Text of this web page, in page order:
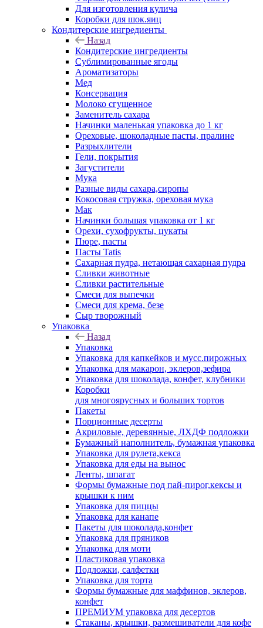
Для изготовления кулича
Коробки для шок.яиц
Кондитерские ингредиенты
Назад
Кондитерские ингредиенты
Сублимированные ягоды
Ароматизаторы
Мед
Консервация
Молоко сгущенное
Заменитель сахара
Начинки маленькая упаковка до 1 кг
Ореховые, шоколадные пасты, пралине
Разрыхлители
Гели, покрытия
Загустители
Мука
Разные виды сахара,сиропы
Кокосовая стружка, ореховая мука
Мак
Начинки большая упаковка от 1 кг
Орехи, сухофрукты, цукаты
Пюре, пасты
Пасты Tatis
Сахарная пудра, нетающая сахарная пудра
Сливки животные
Сливки растительные
Смеси для выпечки
Смеси для крема, безе
Сыр творожный
Упаковка
Назад
Упаковка
Упаковка для капкейков и мусс.пирожных
Упаковка для макарон, эклеров,зефира
Упаковка для шоколада, конфет, клубники
Коробки
для многоярусных и больших тортов
Пакеты
Порционные десерты
Акриловые, деревянные, ЛХДФ подложки
Бумажный наполнитель, бумажная упаковка
Упаковка для рулета,кекса
Упаковка для еды на вынос
Ленты, шпагат
Формы бумажные под пай-пирог,кексы и
крышки к ним
Упаковка для пиццы
Упаковка для канапе
Пакеты для шоколада,конфет
Упаковка для пряников
Упаковка для моти
Пластиковая упаковка
Подложки, салфетки
Упаковка для торта
Формы бумажные для маффинов, эклеров,
конфет
ПРЕМИУМ упаковка для десертов
Стаканы, крышки, размешиватели для кофе